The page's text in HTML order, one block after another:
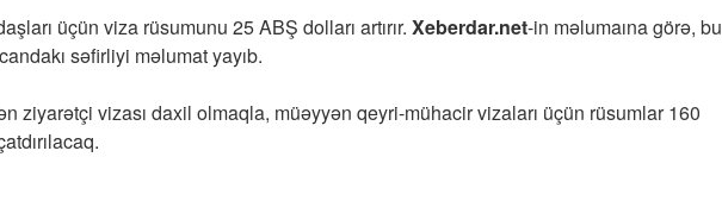
üçün viza rüsumunu 25 ABŞ dolları artırır. Xeberdar.net-in məlumaına görə, bu
səfirliyi məlumat yayıb.
ziyarətçi vizası daxil olmaqla, müəyyən qeyri-mühacir vizaları üçün rüsumlar 160